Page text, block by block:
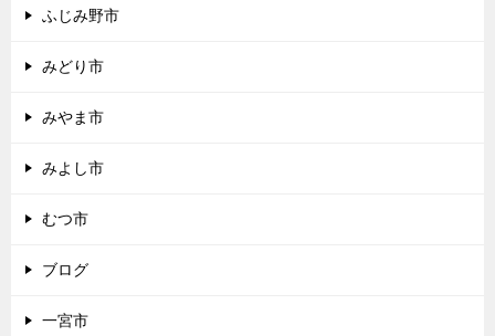
ふじみ野市
みどり市
みやま市
みよし市
むつ市
ブログ
一宮市